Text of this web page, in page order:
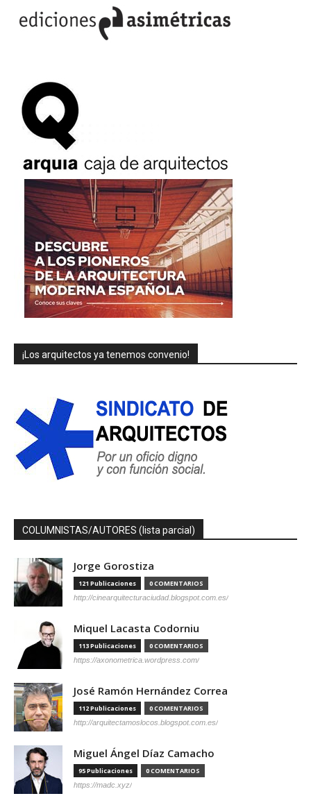
¡Los arquitectos ya tenemos convenio!
COLUMNISTAS/AUTORES (lista parcial)
Jorge Gorostiza
121 Publicaciones 0 COMENTARIOS
http://cinearquitecturaciudad.blogspot.com.es/
Miquel Lacasta Codorniu
113 Publicaciones 0 COMENTARIOS
https://axonometrica.wordpress.com/
José Ramón Hernández Correa
112 Publicaciones 0 COMENTARIOS
http://arquitectamoslocos.blogspot.com.es/
Miguel Ángel Díaz Camacho
95 Publicaciones 0 COMENTARIOS
https://madc.xyz/